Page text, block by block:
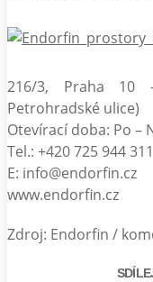
216/3, Praha 10
Petrohradské ulice)
Otevírací doba: Po –
Tel.: +420 725 944 311
E: info@endorfin.cz
www.endorfin.cz
Zdroj: Endorfin /